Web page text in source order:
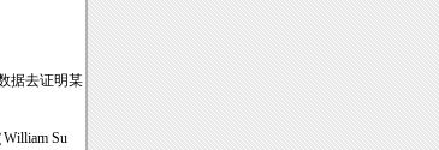
据去证明某
Su